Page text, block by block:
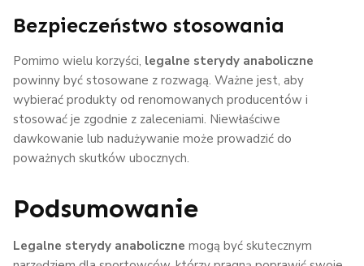
Bezpieczeństwo stosowania
Pomimo wielu korzyści, legalne sterydy anaboliczne
powinny być stosowane z rozwagą. Ważne jest, aby
wybierać produkty od renomowanych producentów i
stosować je zgodnie z zaleceniami. Niewłaściwe
dawkowanie lub nadużywanie może prowadzić do
poważnych skutków ubocznych.
Podsumowanie
Legalne sterydy anaboliczne mogą być skutecznym